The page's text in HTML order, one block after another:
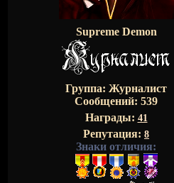
Supreme Demon
Группа: Журналист
Сообщений: 539
Награды: 41
Репутация: 8
Знаки отличия: